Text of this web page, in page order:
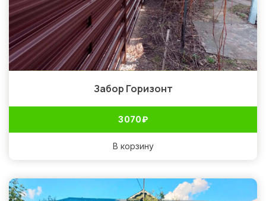
Забор Горизонт
3 070₽
В корзину